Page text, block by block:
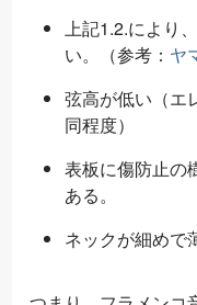
上記1.2.により
い。（参考： ヤ
弦高が低い（エ
同程度）
表板に傷防止の
ある。
ネックが細めで